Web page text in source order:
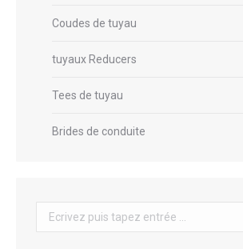
Coudes de tuyau
tuyaux Reducers
Tees de tuyau
Brides de conduite
Recherche
: